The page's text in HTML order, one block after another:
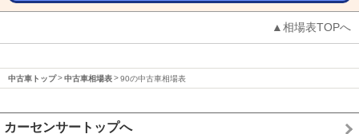
▲相場表TOPへ
中古車トップ 中古車相場表 90の中古車相場表
カーセンサートップへ